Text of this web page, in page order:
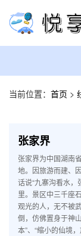
当前位置： 首页 >
张家界
张家界为中国湖南
地。因旅游而建、
话说“九寨沟看水
里。景区中三千座
观光的人，无不被
倒，仿佛置身于神
本”、“缩小的仙境